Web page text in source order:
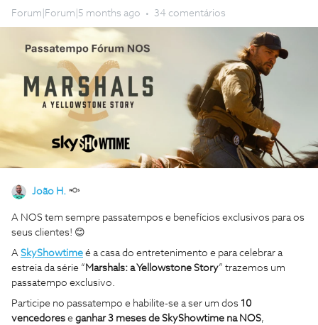
Forum|Forum|5 months ago 34 comentários
João H.
A NOS tem sempre passatempos e benefícios exclusivos para os
seus clientes! 😊
A SkyShowtime é a casa do entretenimento e para celebrar a
estreia da série “ Marshals: a Yellowstone Story” trazemos um
passatempo exclusivo.
Participe no passatempo e habilite-se a ser um dos 10
vencedores e ganhar 3 meses de SkyShowtime na NOS,